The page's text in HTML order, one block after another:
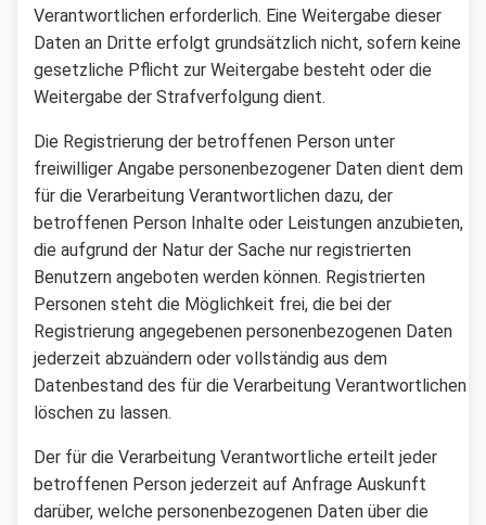
Verantwortlichen erforderlich. Eine Weitergabe dieser
Daten an Dritte erfolgt grundsätzlich nicht, sofern keine
gesetzliche Pflicht zur Weitergabe besteht oder die
Weitergabe der Strafverfolgung dient.
Die Registrierung der betroffenen Person unter
freiwilliger Angabe personenbezogener Daten dient dem
für die Verarbeitung Verantwortlichen dazu, der
betroffenen Person Inhalte oder Leistungen anzubieten,
die aufgrund der Natur der Sache nur registrierten
Benutzern angeboten werden können. Registrierten
Personen steht die Möglichkeit frei, die bei der
Registrierung angegebenen personenbezogenen Daten
jederzeit abzuändern oder vollständig aus dem
Datenbestand des für die Verarbeitung Verantwortlichen
löschen zu lassen.
Der für die Verarbeitung Verantwortliche erteilt jeder
betroffenen Person jederzeit auf Anfrage Auskunft
darüber, welche personenbezogenen Daten über die